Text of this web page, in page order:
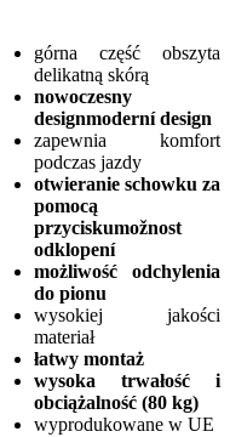
górna część obszyta
delikatną skórą
nowoczesny
designmoderní design
zapewnia komfort
podczas jazdy
otwieranie schowku za
pomocą
przyciskumožnost
odklopení
możliwość odchylenia
do pionu
wysokiej jakości
materiał
łatwy montaż
wysoka trwałość i
obciążalność (80 kg)
wyprodukowane w UE